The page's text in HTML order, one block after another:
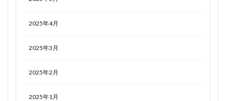
2025年4月
2025年3月
2025年2月
2025年1月